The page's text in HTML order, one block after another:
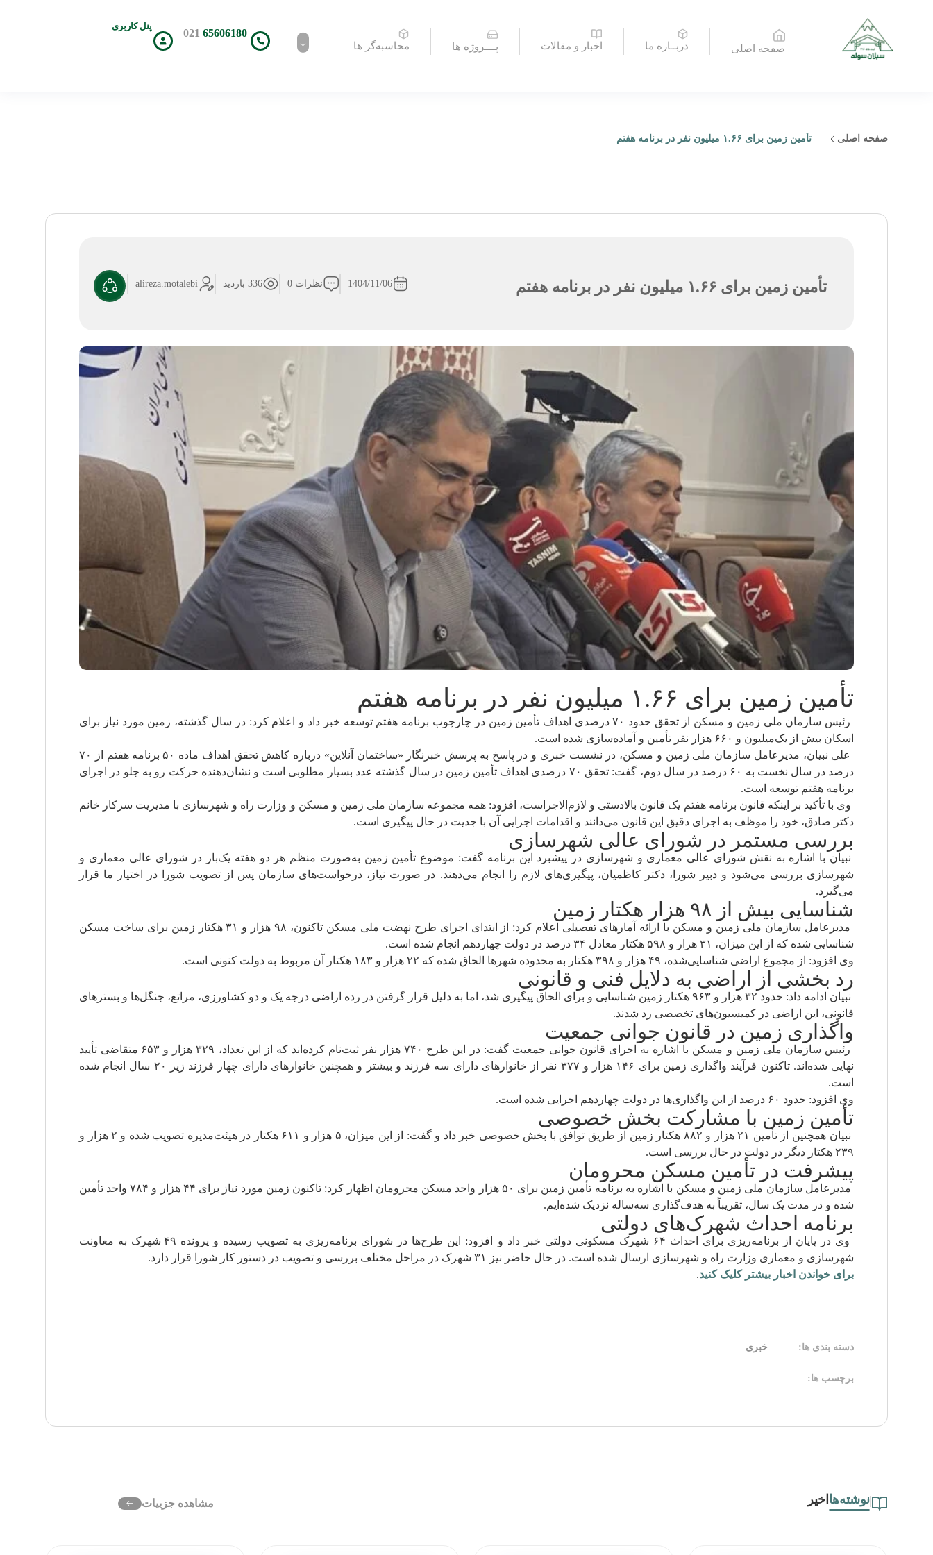
صفحه اصلی دربــاره ما اخبار و مقالات پــــروژه ها محاسبه‌گر ها
65606180
021
پنل کاربری
صفحه اصلی تأمین زمین برای ۱.۶۶ میلیون نفر در برنامه هفتم
تأمین زمین برای ۱.۶۶ میلیون نفر در برنامه هفتم 1404/11/06 نظرات 0 336 بازدید alireza.motalebi
تأمین زمین برای ۱.۶۶ میلیون نفر در برنامه هفتم
رئیس سازمان ملی زمین و مسکن از تحقق حدود ۷۰ درصدی اهداف تأمین زمین در چارچوب برنامه هفتم توسعه خبر داد و اعلام کرد: در سال گذشته، زمین مورد نیاز برای
اسکان بیش از یک‌میلیون و ۶۶۰ هزار نفر تأمین و آماده‌سازی شده است.
علی نبیان، مدیرعامل سازمان ملی زمین و مسکن، در نشست خبری و در پاسخ به پرسش خبرنگار «ساختمان آنلاین» درباره کاهش تحقق اهداف ماده ۵۰ برنامه هفتم از ۷۰
درصد در سال نخست به ۶۰ درصد در سال دوم، گفت: تحقق ۷۰ درصدی اهداف تأمین زمین در سال گذشته عدد بسیار مطلوبی است و نشان‌دهنده حرکت رو به جلو در اجرای
برنامه هفتم توسعه است.
وی با تأکید بر اینکه قانون برنامه هفتم یک قانون بالادستی و لازم‌الاجراست، افزود: همه مجموعه سازمان ملی زمین و مسکن و وزارت راه و شهرسازی با مدیریت سرکار خانم
دکتر صادق، خود را موظف به اجرای دقیق این قانون می‌دانند و اقدامات اجرایی آن با جدیت در حال پیگیری است.
بررسی مستمر در شورای عالی شهرسازی
نبیان با اشاره به نقش شورای عالی معماری و شهرسازی در پیشبرد این برنامه گفت: موضوع تأمین زمین به‌صورت منظم هر دو هفته یک‌بار در شورای عالی معماری و
شهرسازی بررسی می‌شود و دبیر شورا، دکتر کاظمیان، پیگیری‌های لازم را انجام می‌دهند. در صورت نیاز، درخواست‌های سازمان پس از تصویب شورا در اختیار ما قرار
می‌گیرد.
شناسایی بیش از ۹۸ هزار هکتار زمین
مدیرعامل سازمان ملی زمین و مسکن با ارائه آمارهای تفصیلی اعلام کرد: از ابتدای اجرای طرح نهضت ملی مسکن تاکنون، ۹۸ هزار و ۳۱ هکتار زمین برای ساخت مسکن
شناسایی شده که از این میزان، ۳۱ هزار و ۵۹۸ هکتار معادل ۳۴ درصد در دولت چهاردهم انجام شده است.
وی افزود: از مجموع اراضی شناسایی‌شده، ۴۹ هزار و ۳۹۸ هکتار به محدوده شهرها الحاق شده که ۲۲ هزار و ۱۸۳ هکتار آن مربوط به دولت کنونی است.
رد بخشی از اراضی به دلایل فنی و قانونی
نبیان ادامه داد: حدود ۳۲ هزار و ۹۶۳ هکتار زمین شناسایی و برای الحاق پیگیری شد، اما به دلیل قرار گرفتن در رده اراضی درجه یک و دو کشاورزی، مراتع، جنگل‌ها و بسترهای
قانونی، این اراضی در کمیسیون‌های تخصصی رد شدند.
واگذاری زمین در قانون جوانی جمعیت
رئیس سازمان ملی زمین و مسکن با اشاره به اجرای قانون جوانی جمعیت گفت: در این طرح ۷۴۰ هزار نفر ثبت‌نام کرده‌اند که از این تعداد، ۳۲۹ هزار و ۶۵۳ متقاضی تأیید
نهایی شده‌اند. تاکنون فرآیند واگذاری زمین برای ۱۴۶ هزار و ۳۷۷ نفر از خانوارهای دارای سه فرزند و بیشتر و همچنین خانوارهای دارای چهار فرزند زیر ۲۰ سال انجام شده
است.
وی افزود: حدود ۶۰ درصد از این واگذاری‌ها در دولت چهاردهم اجرایی شده است.
تأمین زمین با مشارکت بخش خصوصی
نبیان همچنین از تأمین ۲۱ هزار و ۸۸۲ هکتار زمین از طریق توافق با بخش خصوصی خبر داد و گفت: از این میزان، ۵ هزار و ۶۱۱ هکتار در هیئت‌مدیره تصویب شده و ۲ هزار و
۲۳۹ هکتار دیگر در دولت در حال بررسی است.
پیشرفت در تأمین مسکن محرومان
مدیرعامل سازمان ملی زمین و مسکن با اشاره به برنامه تأمین زمین برای ۵۰ هزار واحد مسکن محرومان اظهار کرد: تاکنون زمین مورد نیاز برای ۴۴ هزار و ۷۸۴ واحد تأمین
شده و در مدت یک سال، تقریباً به هدف‌گذاری سه‌ساله نزدیک شده‌ایم.
برنامه احداث شهرک‌های دولتی
وی در پایان از برنامه‌ریزی برای احداث ۶۴ شهرک مسکونی دولتی خبر داد و افزود: این طرح‌ها در شورای برنامه‌ریزی به تصویب رسیده و پرونده ۴۹ شهرک به معاونت
شهرسازی و معماری وزارت راه و شهرسازی ارسال شده است. در حال حاضر نیز ۳۱ شهرک در مراحل مختلف بررسی و تصویب در دستور کار شورا قرار دارد.
برای خواندن اخبار بیشتر کلیک کنید.
دسته بندی ها: خبری
برچسب ها:
نوشته‌ها اخیر مشاهده جزییات